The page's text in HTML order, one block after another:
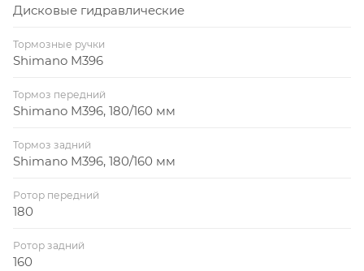
Дисковые гидравлические
Тормозные ручки
Shimano M396
Тормоз передний
Shimano M396, 180/160 мм
Тормоз задний
Shimano M396, 180/160 мм
Ротор передний
180
Ротор задний
160